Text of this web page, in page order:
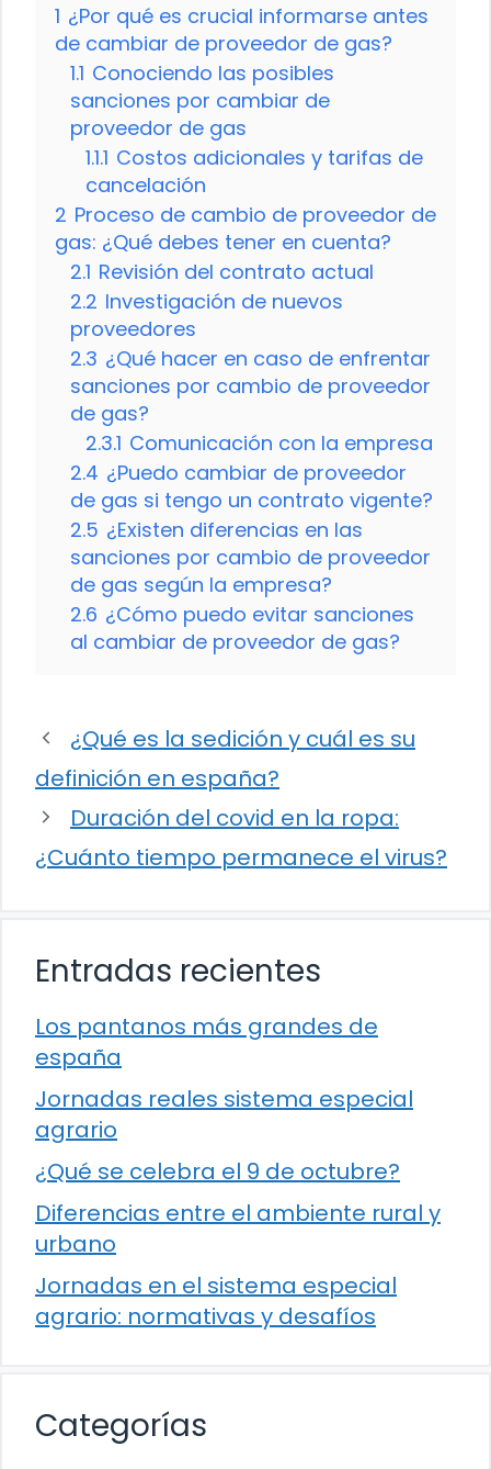
1 ¿Por qué es crucial informarse antes
de cambiar de proveedor de gas?
1.1 Conociendo las posibles
sanciones por cambiar de
proveedor de gas
1.1.1 Costos adicionales y tarifas de
cancelación
2 Proceso de cambio de proveedor de
gas: ¿Qué debes tener en cuenta?
2.1 Revisión del contrato actual
2.2 Investigación de nuevos
proveedores
2.3 ¿Qué hacer en caso de enfrentar
sanciones por cambio de proveedor
de gas?
2.3.1 Comunicación con la empresa
2.4 ¿Puedo cambiar de proveedor
de gas si tengo un contrato vigente?
2.5 ¿Existen diferencias en las
sanciones por cambio de proveedor
de gas según la empresa?
2.6 ¿Cómo puedo evitar sanciones
al cambiar de proveedor de gas?
¿Qué es la sedición y cuál es su
definición en españa?
Duración del covid en la ropa:
¿Cuánto tiempo permanece el virus?
Entradas recientes
Los pantanos más grandes de
españa
Jornadas reales sistema especial
agrario
¿Qué se celebra el 9 de octubre?
Diferencias entre el ambiente rural y
urbano
Jornadas en el sistema especial
agrario: normativas y desafíos
Categorías